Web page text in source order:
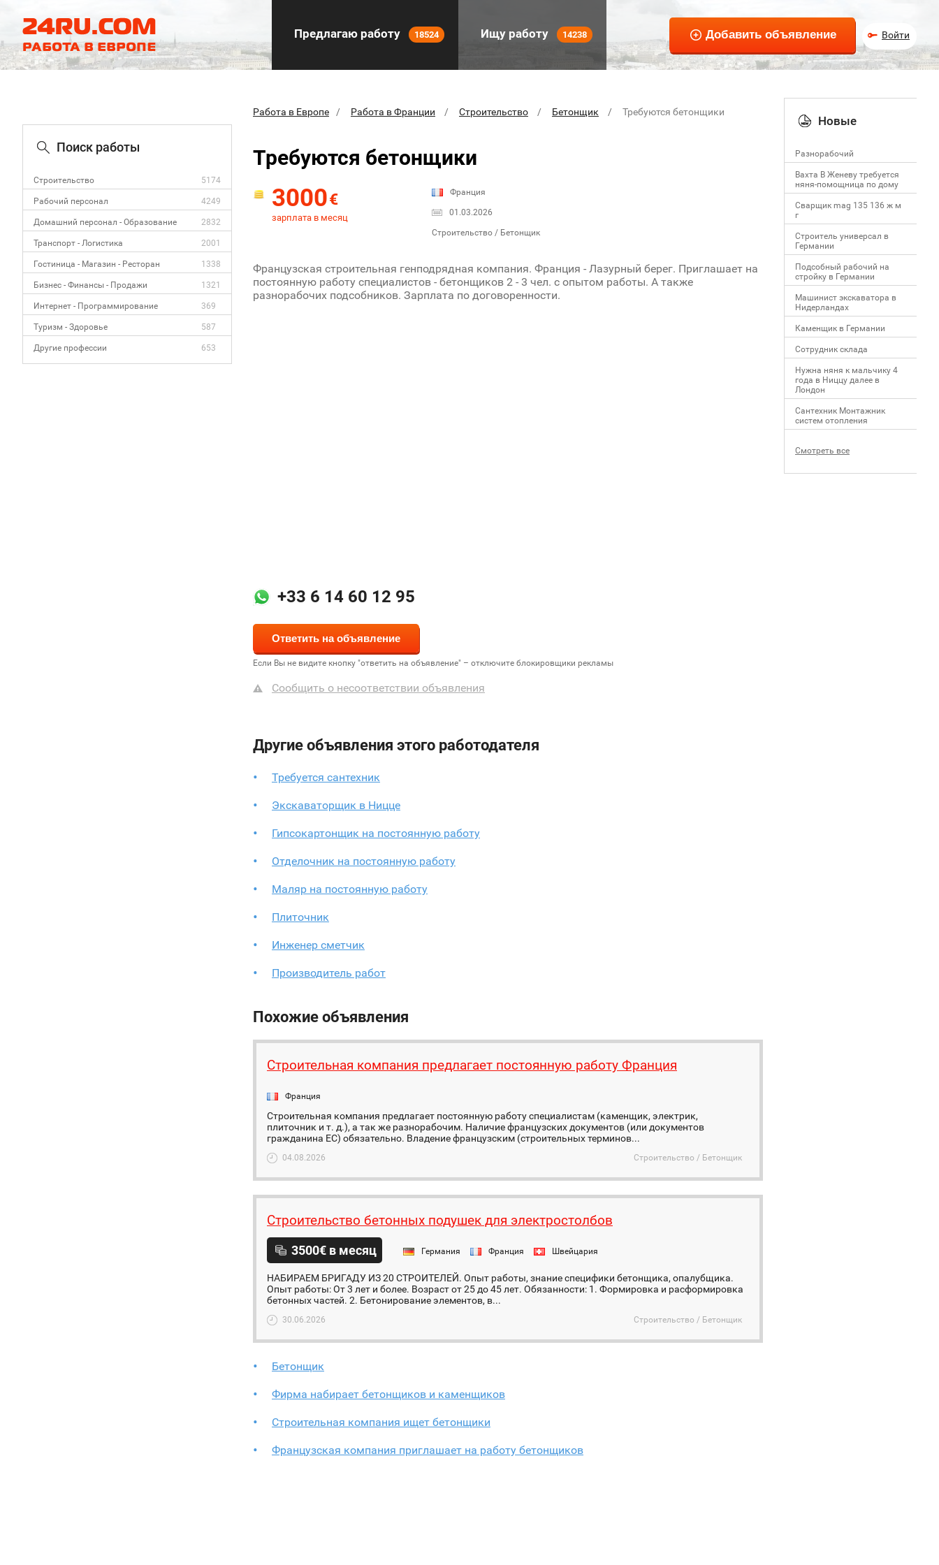
Предлагаю работу 18524 Ищу работу 14238 Войти
Поиск работы
Строительство 5174
Рабочий персонал 4249
Домашний персонал - Образование 2832
Транспорт - Логистика 2001
Гостиница - Магазин - Ресторан 1338
Бизнес - Финансы - Продажи 1321
Интернет - Программирование 369
Туризм - Здоровье 587
Другие профессии 653
Работа в Европе Работа в Франции Строительство Бетонщик Требуются бетонщики
Требуются бетонщики
3000€
зарплата в месяц
Франция
01.03.2026
Строительство / Бетонщик
Французская строительная генподрядная компания. Франция - Лазурный берег. Приглашает на
постоянную работу специалистов - бетонщиков 2 - 3 чел. с опытом работы. А также
разнорабочих подсобников. Зарплата по договоренности.
+33 6 14 60 12 95‬
Если Вы не видите кнопку "ответить на объявление" – отключите блокировщики рекламы
Сообщить о несоответствии объявления
Другие объявления этого работодателя
Требуется сантехник
Экскаваторщик в Ницце
Гипсокартонщик на постоянную работу
Отделочник на постоянную работу
Маляр на постоянную работу
Плиточник
Инженер сметчик
Производитель работ
Похожие объявления
Строительная компания предлагает постоянную работу Франция
Франция
Строительная компания предлагает постоянную работу специалистам (каменщик, электрик,
плиточник и т. д.), а так же разнорабочим. Наличие французских документов (или документов
гражданина ЕС) обязательно. Владение французским (строительных терминов...
04.08.2026 Строительство / Бетонщик
Строительство бетонных подушек для электростолбов
3500€ в месяц Германия Франция Швейцария
НАБИРАЕМ БРИГАДУ ИЗ 20 СТРОИТЕЛЕЙ. Опыт работы, знание специфики бетонщика, опалубщика.
Опыт работы: От 3 лет и более. Возраст от 25 до 45 лет. Обязанности: 1. Формировка и расформировка
бетонных частей. 2. Бетонирование элементов, в...
30.06.2026 Строительство / Бетонщик
Бетонщик
Фирма набирает бетонщиков и каменщиков
Строительная компания ищет бетонщики
Французская компания приглашает на работу бетонщиков
Новые
Разнорабочий
Вахта В Женеву требуется
няня-помощница по дому
Сварщик mag 135 136 ж м
г
Строитель универсал в
Германии
Подсобный рабочий на
стройку в Германии
Машинист экскаватора в
Нидерландах
Каменщик в Германии
Сотрудник склада
Нужна няня к мальчику 4
года в Ниццу далее в
Лондон
Сантехник Монтажник
систем отопления
Смотреть все